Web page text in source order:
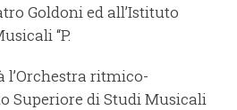
Goldoni ed all’Istituto
“P.
l’Orchestra ritmico-
Superiore di Studi Musicali